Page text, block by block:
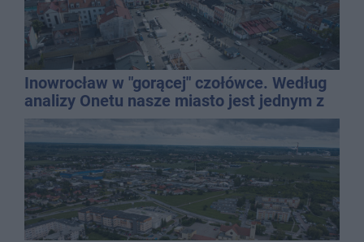
Inowrocław w "gorącej" czołówce. Według
analizy Onetu nasze miasto jest jednym z
najbardziej narażonych na upały